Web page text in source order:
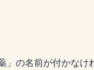
」の名前が付かなけ